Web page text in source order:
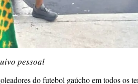
pessoal
do futebol gaúcho em todos os